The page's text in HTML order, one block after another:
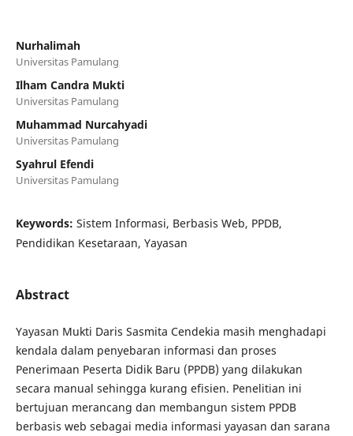
Nurhalimah
Universitas Pamulang
Ilham Candra Mukti
Universitas Pamulang
Muhammad Nurcahyadi
Universitas Pamulang
Syahrul Efendi
Universitas Pamulang
Keywords: Sistem Informasi, Berbasis Web, PPDB,
Pendidikan Kesetaraan, Yayasan
Abstract
Yayasan Mukti Daris Sasmita Cendekia masih menghadapi
kendala dalam penyebaran informasi dan proses
Penerimaan Peserta Didik Baru (PPDB) yang dilakukan
secara manual sehingga kurang efisien. Penelitian ini
bertujuan merancang dan membangun sistem PPDB
berbasis web sebagai media informasi yayasan dan sarana